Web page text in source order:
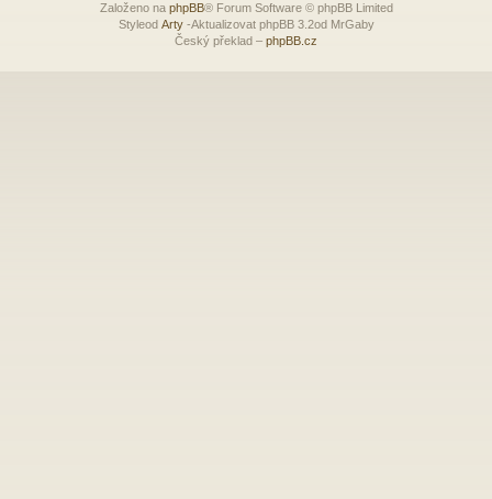
Založeno na phpBB® Forum Software © phpBB Limited
Styleod Arty-Aktualizovat phpBB 3.2od MrGaby
Český překlad – phpBB.cz